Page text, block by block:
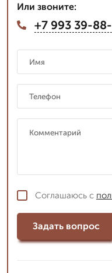
Или звоните:
+7 993 39-
Соглашаюсь с
Задать вопрос